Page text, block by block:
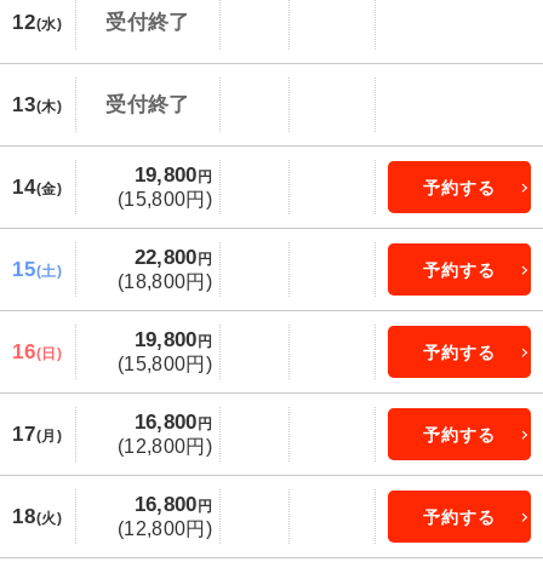
12(水) 受付終了
13(木) 受付終了
14(金)
19,800 円
(15,800円)
予約する
15(土)
22,800 円
(18,800円)
予約する
16(日)
19,800 円
(15,800円)
予約する
17(月)
16,800 円
(12,800円)
予約する
18(火)
16,800 円
(12,800円)
予約する